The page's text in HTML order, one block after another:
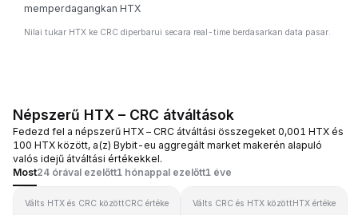
memperdagangkan HTX
Nilai tukar HTX ke CRC diperbarui secara real-time berdasarkan data pasar.
Népszerű HTX – CRC átváltások
Fedezd fel a népszerű HTX – CRC átváltási összegeket 0,001 HTX és
100 HTX között, a(z) Bybit-eu aggregált market makerén alapuló
valós idejű átváltási értékekkel.
Most24 órával ezelőtt1 hónappal ezelőtt1 éve
Válts HTX és CRC közöttCRC értéke Válts CRC és HTX közöttHTX értéke